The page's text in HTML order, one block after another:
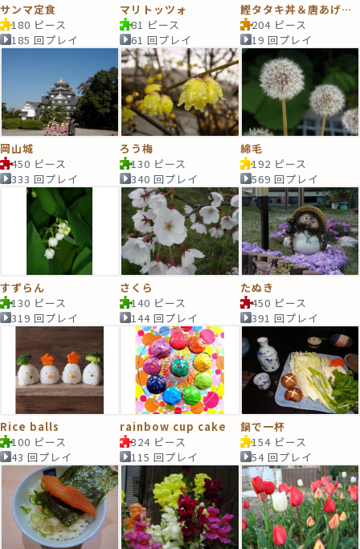
サンマ定食
180 ピース
185 回プレイ
マリトッツォ
81 ピース
61 回プレイ
鰹タタキ丼＆唐あげ定食２
204 ピース
19 回プレイ
岡山城
450 ピース
333 回プレイ
ろう梅
130 ピース
340 回プレイ
綿毛
192 ピース
569 回プレイ
すずらん
130 ピース
319 回プレイ
さくら
140 ピース
144 回プレイ
たぬき
450 ピース
391 回プレイ
Rice balls
100 ピース
43 回プレイ
rainbow cup cake
324 ピース
115 回プレイ
鍋で一杯
154 ピース
54 回プレイ